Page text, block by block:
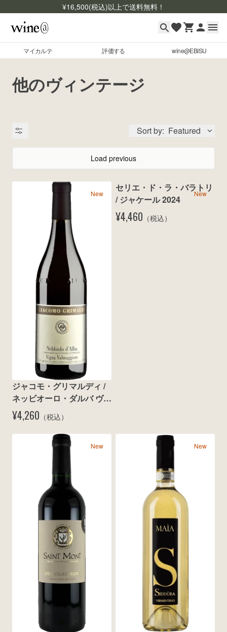
¥16,500(税込)以上で送料無料！
マイカルテ 評価する wine@EBISU
マイカルテ
評価する
商品検索
よくあるご質問
お問い合わせ
他のヴィンテージ
Sort by: Featured
銘柄コード
Load previous
New
ジャコモ・グリマルディ /
ネッビオーロ・ダルバ ヴァ
ルマッジョーレ 2024
¥4,260 （税込）
New
セリエ・ド・ラ・バラトリ
/ ジャケール 2024
¥4,460 （税込）
New New